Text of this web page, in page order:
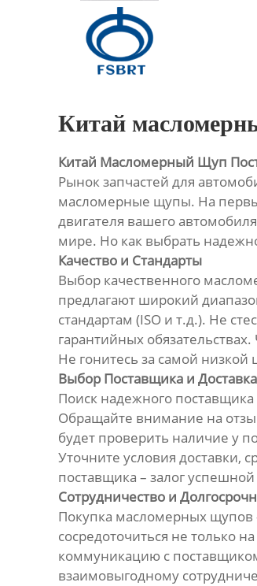
Контакты
Китай
Китай Масломерный Щуп
Рынок запчастей для
масломерные щупы. На
двигателя вашего
мире. Но как выбрать
Качество и Стандарты
Выбор качественного
предлагают широкий
стандартам (ISO и т.д.). Не
гарантийных
Не гонитесь за самой
Выбор Поставщика и Доставка
Поиск надежного
Обращайте внимание на
будет проверить наличие у
Уточните условия доставки,
поставщика – залог
Сотрудничество и
Покупка масломерных щупов
сосредоточиться не только
коммуникацию с
взаимовыгодному